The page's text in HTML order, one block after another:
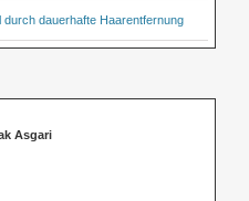
durch dauerhafte Haarentfernung
Asgari